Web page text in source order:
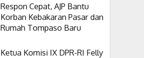
Respon Cepat, AJP Bantu
Korban Kebakaran Pasar dan
Rumah Tompaso Baru
Ketua Komisi IX DPR-RI Felly